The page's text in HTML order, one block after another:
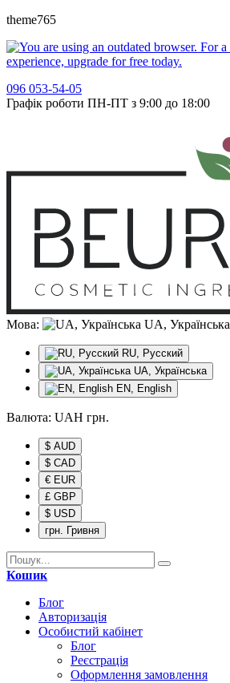
theme765
096 053-54-05
Графік роботи ПН-ПТ з 9:00 до 18:00
Мова: UA, Українська
RU, Русский
UA, Українська
EN, English
Валюта: UAH грн.
$ AUD
$ CAD
€ EUR
£ GBP
$ USD
грн. Гривня
Кошик
Блог
Авторизація
Особистий кабінет
Блог
Реєстрація
Оформлення замовлення